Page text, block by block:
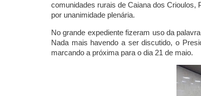
comunidades rurais de Caiana dos Crioulos,
por unanimidade plenária.
No grande expediente fizeram uso da
Nada mais havendo a ser discutido, o
marcando a próxima para o dia 21 de maio.